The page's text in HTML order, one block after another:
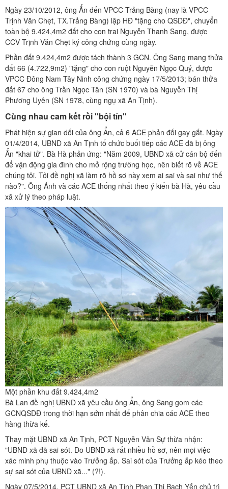
Ngày 23/10/2012, ông Ẩn đến VPCC Trảng Bàng (nay là VPCC
Trịnh Văn Chẹt, TX.Trảng Bàng) lập HĐ "tặng cho QSDĐ", chuyển
toàn bộ 9.424,4m2 đất cho con trai Nguyễn Thanh Sang, được
CCV Trịnh Văn Chẹt ký công chứng cùng ngày.
Phần đất 9.424,4m2 được tách thành 3 GCN. Ông Sang mang thửa
đất 66 (4.722,9m2) "tặng" cho con ruột Nguyễn Ngọc Quý, được
VPCC Đông Nam Tây Ninh công chứng ngày 17/5/2013; bán thửa
đất 67 cho ông Trần Ngọc Tân (SN 1970) và bà Nguyễn Thị
Phương Uyên (SN 1978, cùng ngụ xã An Tịnh).
Cùng nhau cam kết rồi "bội tín"
Phát hiện sự gian dối của ông Ẩn, cả 6 ACE phản đối gay gắt. Ngày
01/4/2014, UBND xã An Tịnh tổ chức buổi tiếp các ACE đã bị ông
Ẩn "khai tử". Bà Hà phản ứng: "Năm 2009, UBND xã cử cán bộ đến
để vận động gia đình cho mở rộng trường học, nên biết rõ về ACE
chúng tôi. Tôi đề nghị xã làm rõ hồ sơ này xem ai sai và sai như thế
nào?". Ông Ánh và các ACE thống nhất theo ý kiến bà Hà, yêu cầu
xã xử lý theo pháp luật.
Một phần khu đất 9.424,4m2
Bà Lan đề nghị UBND xã yêu cầu ông Ẩn, ông Sang gom các
GCNQSDĐ trong thời hạn sớm nhất để phân chia các ACE theo
hàng thừa kế.
Thay mặt UBND xã An Tịnh, PCT Nguyễn Văn Sự thừa nhận:
"UBND xã đã sai sót. Do UBND xã rất nhiều hồ sơ, nên mọi việc
xác minh phụ thuộc vào Trưởng ấp. Sai sót của Trưởng ấp kéo theo
sự sai sót của UBND xã..." (?!).
Ngày 07/5/2014, PCT UBND xã An Tịnh Phan Thị Bạch Yến chủ trì